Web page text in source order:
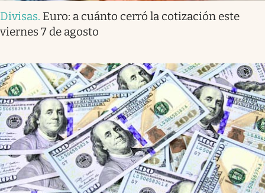
Divisas. Euro: a cuánto cerró la cotización este
viernes 7 de agosto